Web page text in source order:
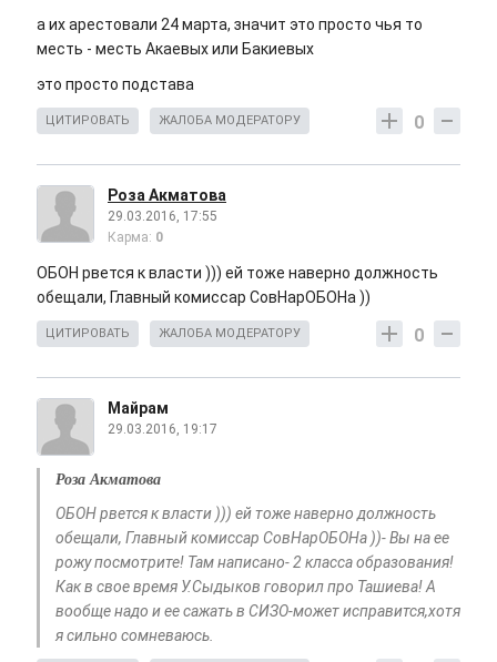
а их арестовали 24 марта, значит это просто чья то
месть - месть Акаевых или Бакиевых
это просто подстава
0
ЦИТИРОВАТЬ ЖАЛОБА МОДЕРАТОРУ
Роза Акматова
29.03.2016, 17:55
Карма: 0
ОБОН рвется к власти ))) ей тоже наверно должность
обещали, Главный комиссар СовНарОБОНа ))
0
ЦИТИРОВАТЬ ЖАЛОБА МОДЕРАТОРУ
Майрам
29.03.2016, 19:17
Роза Акматова
ОБОН рвется к власти ))) ей тоже наверно должность
обещали, Главный комиссар СовНарОБОНа ))- Вы на ее
рожу посмотрите! Там написано- 2 класса образования!
Как в свое время У.Сыдыков говорил про Ташиева! А
вообще надо и ее сажать в СИЗО-может исправится,хотя
я сильно сомневаюсь.